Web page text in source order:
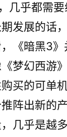
几乎都需
发展的话
《暗黑3
梦幻西游
买的可单
阵出新的
几乎是越